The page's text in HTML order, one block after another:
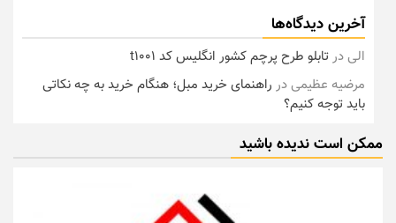
آخرین دیدگاه‌ها
الیدرتابلو طرح پرچم کشور انگلیس کد t1001
مرضیه عظیمیدر راهنمای خرید مبل؛ هنگام خرید به چه نکاتی
باید توجه کنیم؟
ممکن است ندیده باشید